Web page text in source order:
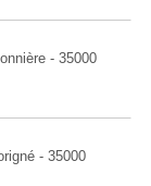
- 35000
- 35000